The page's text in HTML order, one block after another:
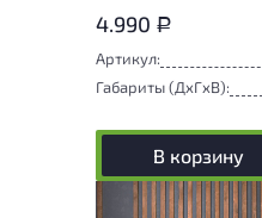
4.990 Р
Артикул:
Габариты (ДxГxВ):
В корзину